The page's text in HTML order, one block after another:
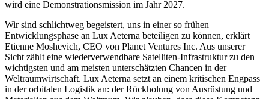
wird eine Demonstrationsmission im Jahr 2027.
Wir sind schlichtweg begeistert, uns in einer so frühen
Entwicklungsphase an Lux Aeterna beteiligen zu können, erklärt
Etienne Moshevich, CEO von Planet Ventures Inc. Aus unserer
Sicht zählt eine wiederverwendbare Satelliten-Infrastruktur zu den
wichtigsten und am meisten unterschätzten Chancen in der
Weltraumwirtschaft. Lux Aeterna setzt an einem kritischen Engpass
in der orbitalen Logistik an: der Rückholung von Ausrüstung und